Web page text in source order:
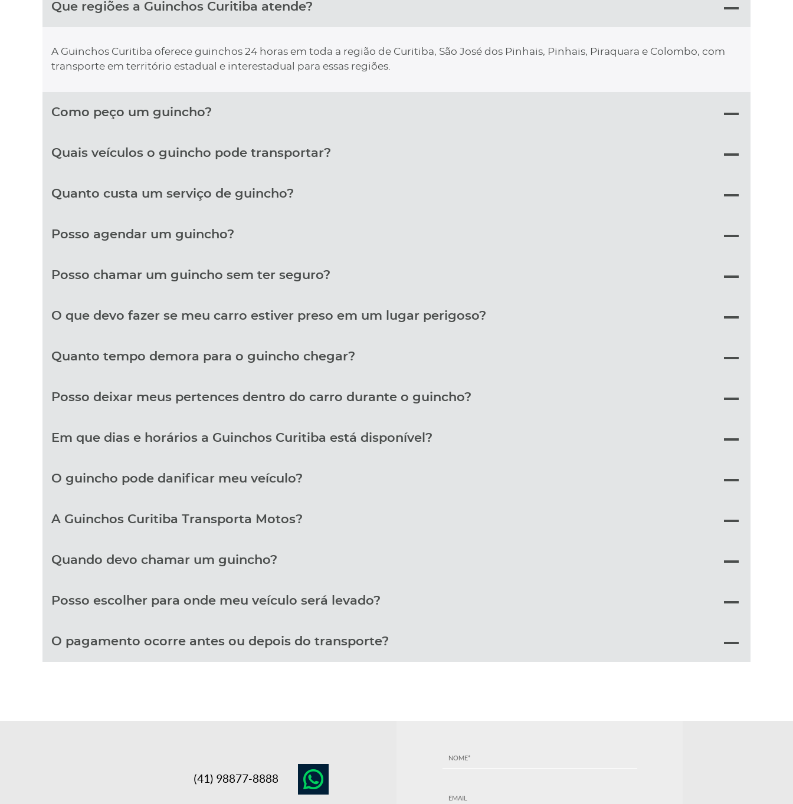
Que regiões a Guinchos Curitiba atende?
A Guinchos Curitiba oferece guinchos 24 horas em toda a região de Curitiba, São José dos Pinhais, Pinhais, Piraquara e Colombo, com
transporte em território estadual e interestadual para essas regiões.
Como peço um guincho?
Quais veículos o guincho pode transportar?
Quanto custa um serviço de guincho?
Posso agendar um guincho?
Posso chamar um guincho sem ter seguro?
O que devo fazer se meu carro estiver preso em um lugar perigoso?
Quanto tempo demora para o guincho chegar?
Posso deixar meus pertences dentro do carro durante o guincho?
Em que dias e horários a Guinchos Curitiba está disponível?
O guincho pode danificar meu veículo?
A Guinchos Curitiba Transporta Motos?
Quando devo chamar um guincho?
Posso escolher para onde meu veículo será levado?
O pagamento ocorre antes ou depois do transporte?
(41) 98877-8888